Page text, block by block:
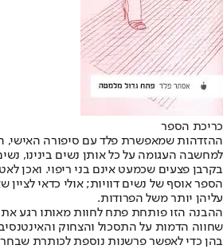
כריכת הספר
ההזדהות שמאפשרת פלד עם סיפורה האישי,
למחשבה העגומה על כל אותן נשים בינינו,
בקרבן פצעים שכמעט אינם בני ריפוי. ואכן
הספר אוסף של נשים דוויות; אולי כדאי לציין
עליהן יותר משל הפרודות.
ההבנה הזו פותחת פתח לחוות מאותו רגע את
שחווה הדמות על התסכול והצחוק
בהן כדי לאפשר פרשנות נוספת לכותרת